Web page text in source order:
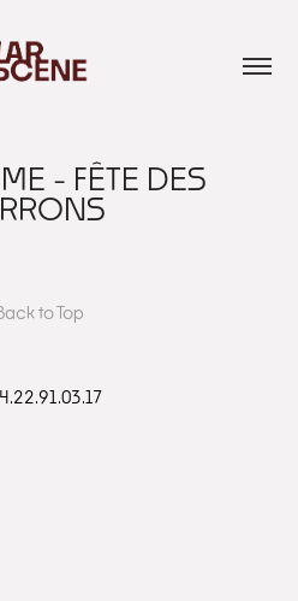
- FÊTE DES
to Top